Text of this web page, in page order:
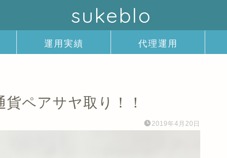
sukeblo
運用実績 代理運用
ペアサヤ取り！！
2019年4月20日